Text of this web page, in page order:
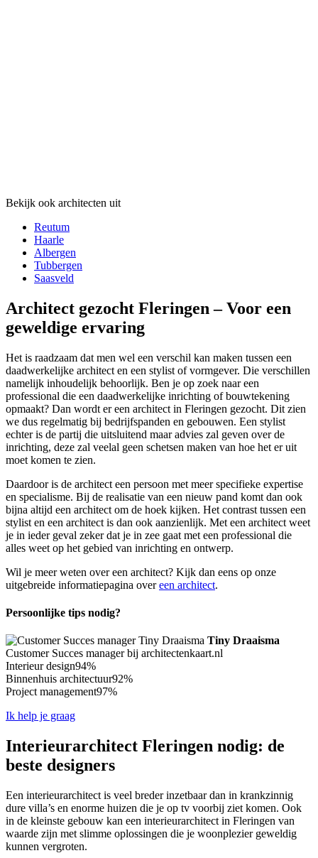
Bekijk ook architecten uit
Reutum
Haarle
Albergen
Tubbergen
Saasveld
Architect gezocht Fleringen – Voor een
geweldige ervaring
Het is raadzaam dat men wel een verschil kan maken tussen een
daadwerkelijke architect en een stylist of vormgever. Die verschillen
namelijk inhoudelijk behoorlijk. Ben je op zoek naar een
professional die een daadwerkelijke inrichting of bouwtekening
opmaakt? Dan wordt er een architect in Fleringen gezocht. Dit zien
we dus regelmatig bij bedrijfspanden en gebouwen. Een stylist
echter is de partij die uitsluitend maar advies zal geven over de
inrichting, deze zal veelal geen schetsen maken van hoe het er uit
moet komen te zien.
Daardoor is de architect een persoon met meer specifieke expertise
en specialisme. Bij de realisatie van een nieuw pand komt dan ook
bijna altijd een architect om de hoek kijken. Het contrast tussen een
stylist en een architect is dan ook aanzienlijk. Met een architect weet
je in ieder geval zeker dat je in zee gaat met een professional die
alles weet op het gebied van inrichting en ontwerp.
Wil je meer weten over een architect? Kijk dan eens op onze
uitgebreide informatiepagina overeen architect.
Persoonlijke tips nodig?
Tiny Draaisma
Customer Succes manager bij architectenkaart.nl
Interieur design94%
Binnenhuis architectuur92%
Project management97%
Ik help je graag
Interieurarchitect Fleringen nodig: de
beste designers
Een interieurarchitect is veel breder inzetbaar dan in krankzinnig
dure villa’s en enorme huizen die je op tv voorbij ziet komen. Ook
in de kleinste gebouw kan een interieurarchitect in Fleringen van
waarde zijn met slimme oplossingen die je woonplezier geweldig
kunnen vergroten.